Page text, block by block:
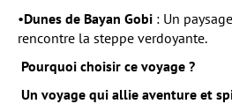
•Dunes de Bayan Gobi : Un
rencontre la steppe verdoyante.
Pourquoi choisir ce voyage ?
Un voyage qui allie aventure et